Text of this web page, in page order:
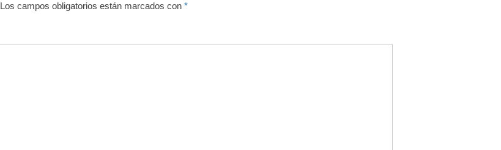
Los campos obligatorios están marcados con *